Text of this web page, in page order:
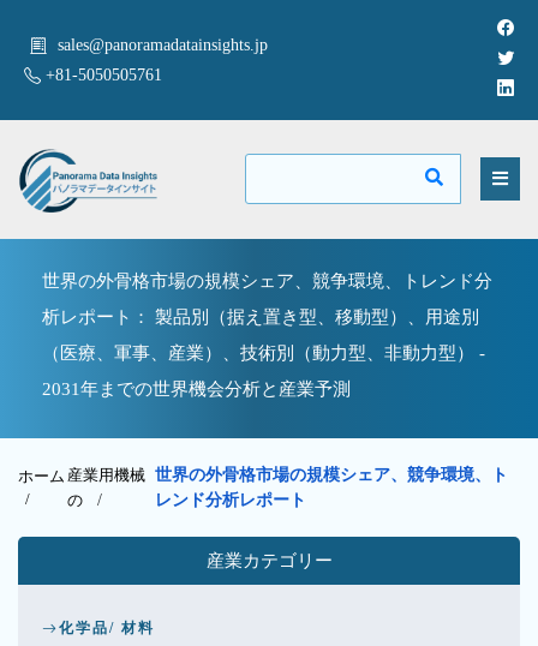
sales@panoramadatainsights.jp
+81-5050505761
世界の外骨格市場の規模シェア、競争環境、トレンド分
析レポート： 製品別（据え置き型、移動型）、用途別
（医療、軍事、産業）、技術別（動力型、非動力型） -
2031年までの世界機会分析と産業予測
ホーム
/
産業用機械
の /
世界の外骨格市場の規模シェア、競争環境、ト
レンド分析レポート
産業カテゴリー
化学品/ 材料